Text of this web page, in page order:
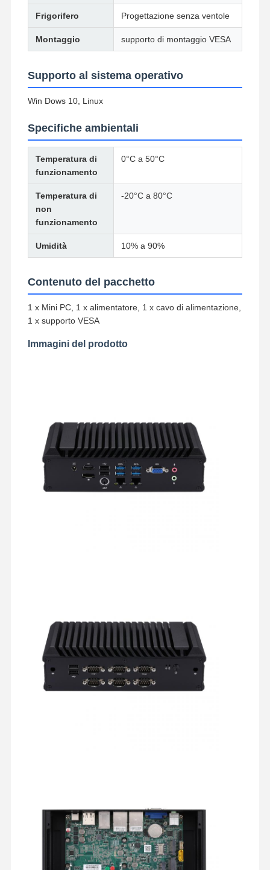
Scheda madre firewall
Frigorifero Progettazione senza ventole
Montaggio supporto di montaggio VESA
Supporto al sistema operativo
Win Dows 10, Linux
Specifiche ambientali
Temperatura di
funzionamento
0°C a 50°C
Temperatura di
non
funzionamento
-20°C a 80°C
Umidità 10% a 90%
Contenuto del pacchetto
1 x Mini PC, 1 x alimentatore, 1 x cavo di alimentazione,
1 x supporto VESA
Immagini del prodotto